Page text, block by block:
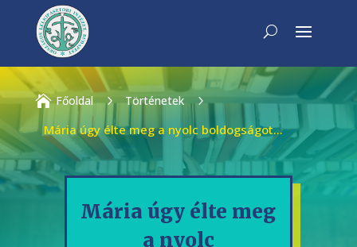
 Főoldal 5 Történetek 5
Mária úgy élte meg a nyolc boldogságot…
Mária úgy élte meg
a nyolc